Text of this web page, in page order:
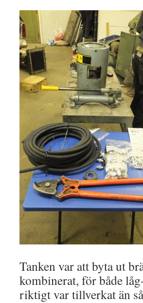
Tanken var att byta ut
kombinerat, för både
riktigt var tillverkat än